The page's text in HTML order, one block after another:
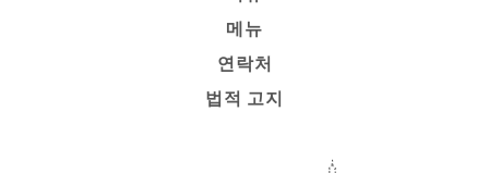
메뉴
연락처
법적 고지